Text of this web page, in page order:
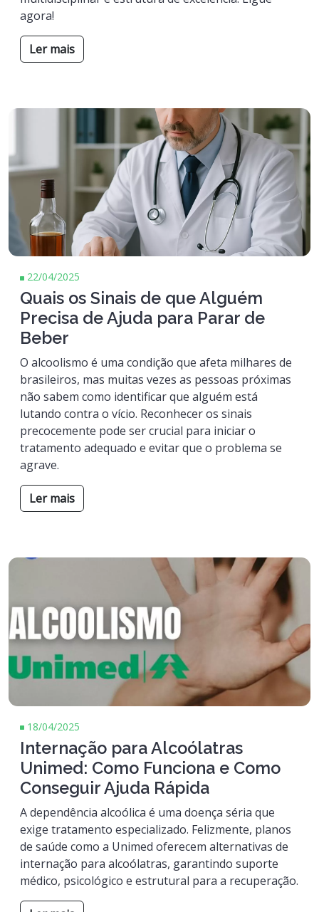
agora!
Ler mais
22/04/2025
Quais os Sinais de que Alguém
Precisa de Ajuda para Parar de
Beber
O alcoolismo é uma condição que afeta milhares de
brasileiros, mas muitas vezes as pessoas próximas
não sabem como identificar que alguém está
lutando contra o vício. Reconhecer os sinais
precocemente pode ser crucial para iniciar o
tratamento adequado e evitar que o problema se
agrave.
Ler mais
18/04/2025
Internação para Alcoólatras
Unimed: Como Funciona e Como
Conseguir Ajuda Rápida
A dependência alcoólica é uma doença séria que
exige tratamento especializado. Felizmente, planos
de saúde como a Unimed oferecem alternativas de
internação para alcoólatras, garantindo suporte
médico, psicológico e estrutural para a recuperação.